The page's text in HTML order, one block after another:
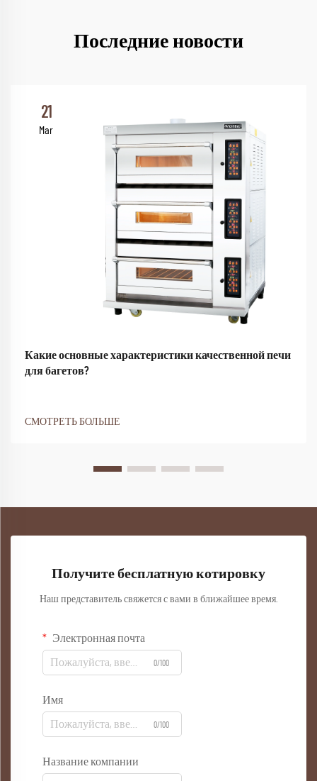
Последние новости
21
Mar
Какие основные характеристики качественной печи
для багетов?
СМОТРЕТЬ БОЛЬШЕ
Получите бесплатную котировку
Наш представитель свяжется с вами в ближайшее время.
Электронная почта
0/100
Имя
0/100
Название компании